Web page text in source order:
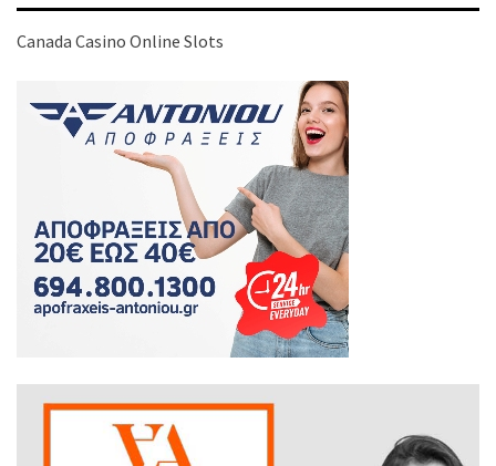
Canada Casino Online Slots